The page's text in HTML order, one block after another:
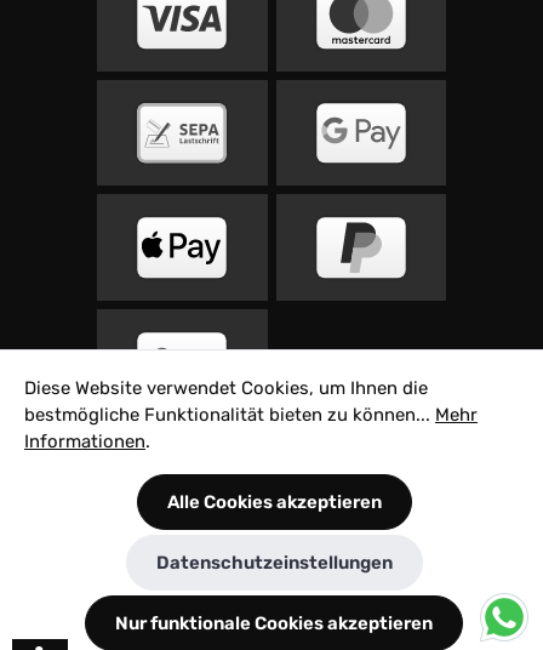
by
Innovie
Alle Preise inkl. gesetzl. Mehrwertsteuer zzgl.
Versandkosten
und ggf. Nachnahmegebühren,
Diese Website verwendet Cookies, um Ihnen die
bestmögliche Funktionalität bieten zu können... Mehr
Informationen.
Alle Cookies akzeptieren
Datenschutzeinstellungen
Nur funktionale Cookies akzeptieren